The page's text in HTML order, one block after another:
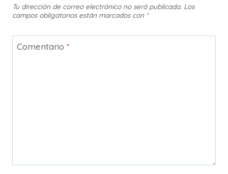
Tu dirección de correo electrónico no será publicada. Los
campos obligatorios están marcados con *
Comentario *